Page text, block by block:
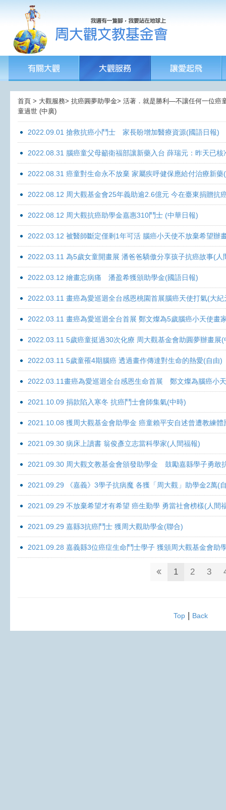
首頁 > 大觀服務> 抗癌圓夢助學金> 活著．就是勝利—不讓任何一位癌
童過世 (中廣)
2022.09.01 搶救抗癌小鬥士 家長盼增加醫療資源(國語日報)
2022.08.31 腦癌童父母籲衛福部讓新藥入台 薛瑞元：昨天已
2022.08.31 癌童對生命永不放棄 家屬疾呼健保應給付治療新藥
2022.08.12 周大觀基金會25年義助逾2.6億元 今在臺東捐贈抗
2022.08.12 周大觀抗癌助學金嘉惠310鬥士 (中華日報)
2022.03.12 被醫師斷定僅剩1年可活 腦癌小天使不放棄希望辦
2022.03.11 為5歲女童開畫展 潘爸爸驕傲分享孩子抗癌故事(人
2022.03.12 繪畫忘病痛 潘盈希獲頒助學金(國語日報)
2022.03.11 畫癌為愛巡迴全台感恩桃園首展腦癌天使打氣(大紀
2022.03.11 畫癌為愛巡迴全台首展 鄭文燦為5歲腦癌小天使畫
2022.03.11 5歲癌童挺過30次化療 周大觀基金會助圓夢辦畫展
2022.03.11 5歲童罹4期腦癌 透過畫作傳達對生命的熱愛(自由)
2022.03.11畫癌為愛巡迴全台感恩生命首展 鄭文燦為腦癌小
2021.10.09 捐款陷入寒冬 抗癌鬥士會師集氣(中時)
2021.10.08 獲周大觀基金會助學金 癌童賴平安自述曾遭教練體
2021.09.30 病床上讀書 翁俊彥立志當科學家(人間福報)
2021.09.30 周大觀文教基金會頒發助學金 鼓勵嘉縣學子勇敢
2021.09.29 《嘉義》3學子抗病魔 各獲「周大觀」助學金2萬(
2021.09.29 不放棄希望才有希望 癌生勤學 勇當社會榜樣(人間
2021.09.29 嘉縣3抗癌鬥士 獲周大觀助學金(聯合)
2021.09.28 嘉義縣3位癌症生命鬥士學子 獲頒周大觀基金會助
1 2 3
Top| Back